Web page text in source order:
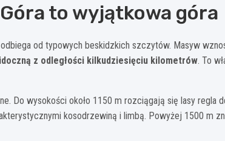
to wyjątkowa góra
od typowych beskidzkich szczytów. Masyw
z odległości kilkudziesięciu kilometrów. To
Do wysokości około 1150 m rozciągają się lasy regla
kosodrzewiną i limbą. Powyżej 1500 m